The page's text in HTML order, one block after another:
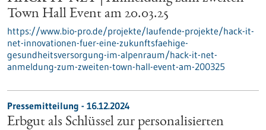
Town Hall Event am 20.03.25
https://www.bio-pro.de/projekte/laufende-projekte/hack-it-
net-innovationen-fuer-eine-zukunftsfaehige-
gesundheitsversorgung-im-alpenraum/hack-it-net-
anmeldung-zum-zweiten-town-hall-event-am-200325
Pressemitteilung - 16.12.2024
Erbgut als Schlüssel zur personalisierten